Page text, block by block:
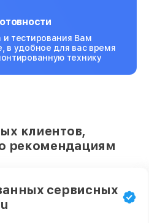
тестирования Вам
в удобное для вас время
технику
клиентов,
рекомендациям
сервисных